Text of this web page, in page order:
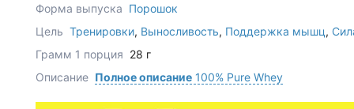
Форма выпуска Порошок
Цель Тренировки, Выносливость, Поддержка мышц,
Грамм 1 порция 28 г
Описание Полное описание100% Pure Whey